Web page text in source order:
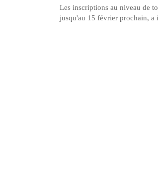
Les inscriptions au niveau de
jusqu'au 15 février prochain, a